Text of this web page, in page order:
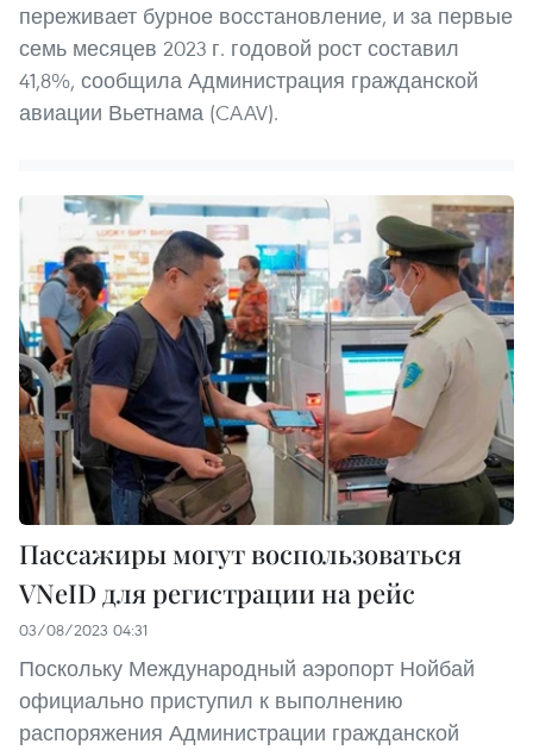
переживает бурное восстановление, и за первые
семь месяцев 2023 г. годовой рост составил
41,8%, сообщила Администрация гражданской
авиации Вьетнама (CAAV).
Пассажиры могут воспользоваться
VNeID для регистрации на рейс
03/08/2023 04:31
Поскольку Международный аэропорт Нойбай
официально приступил к выполнению
распоряжения Администрации гражданской